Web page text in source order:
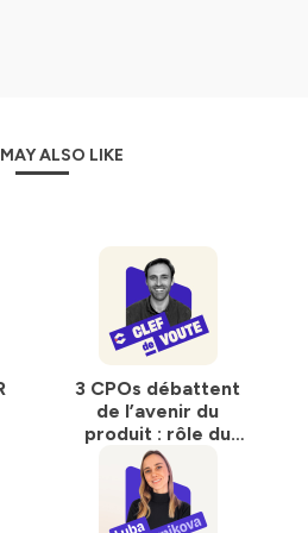
ALSO LIKE
3 CPOs débattent
de l’avenir du
produit : rôle du
CPO, impact IA,
qualité produits